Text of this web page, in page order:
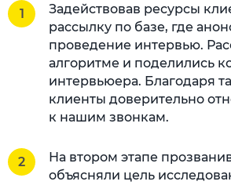
Задействовав ресурсы
рассылку по базе, где
проведение интервью.
алгоритме и поделились
интервьюера. Благодаря
клиенты доверительно
к нашим звонкам.
На втором этапе
объясняли цель